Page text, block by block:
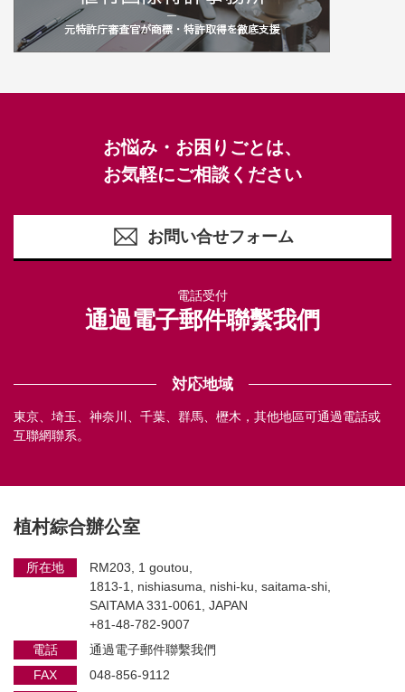
お悩み・お困りごとは、
お気軽にご相談ください
お問い合せフォーム
電話受付
通過電子郵件聯繫我們
対応地域
東京、埼玉、神奈川、千葉、群馬、櫪木，其他地區可通過電話或
互聯網聯系。
植村綜合辦公室
所在地
RM203, 1 goutou,
1813-1, nishiasuma, nishi-ku, saitama-shi,
SAITAMA 331-0061, JAPAN
+81-48-782-9007
電話
通過電子郵件聯繫我們
FAX
048-856-9112